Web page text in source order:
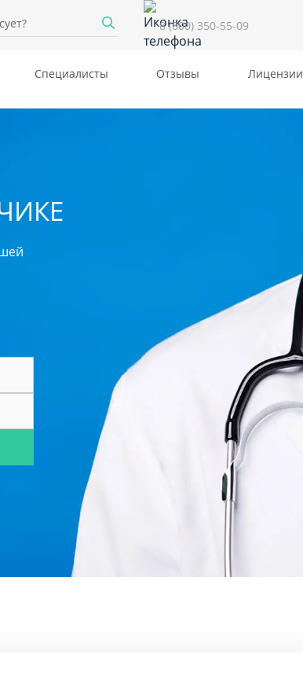
8 (800) 350-55-09
Специалисты Отзывы Лицензии